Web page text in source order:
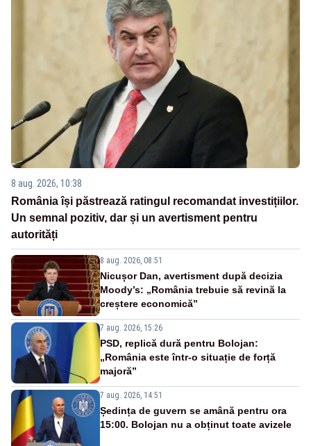
8 aug. 2026, 10:38
România își păstrează ratingul recomandat investițiilor.
Un semnal pozitiv, dar și un avertisment pentru
autorități
8 aug. 2026, 08:51
Nicușor Dan, avertisment după decizia
Moody’s: „România trebuie să revină la
creștere economică”
7 aug. 2026, 15:26
PSD, replică dură pentru Bolojan:
„România este într-o situație de forță
majoră”
7 aug. 2026, 14:51
Ședința de guvern se amână pentru ora
15:00. Bolojan nu a obținut toate avizele